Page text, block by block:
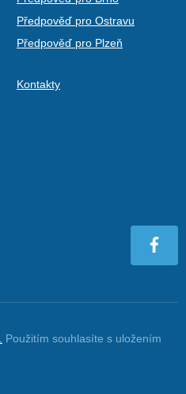
Předpověď pro Ostravu
Předpověď pro Plzeň
Kontakty
Použitím souhlasíte s uložením